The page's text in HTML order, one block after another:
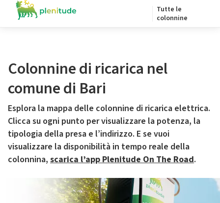
Tutte le
colonnine
Colonnine di ricarica nel
comune di Bari
Esplora la mappa delle colonnine di ricarica elettrica.
Clicca su ogni punto per visualizzare la potenza, la
tipologia della presa e l’indirizzo. E se vuoi
visualizzare la disponibilità in tempo reale della
colonnina, scarica l’app Plenitude On The Road.